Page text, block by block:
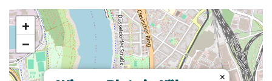
×
+
−